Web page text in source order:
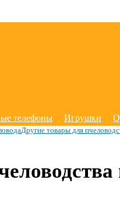
телефоны Игрушки
Другие товары для